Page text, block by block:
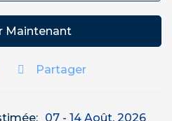
Maintenant
Partager
07 - 14 Août, 2026